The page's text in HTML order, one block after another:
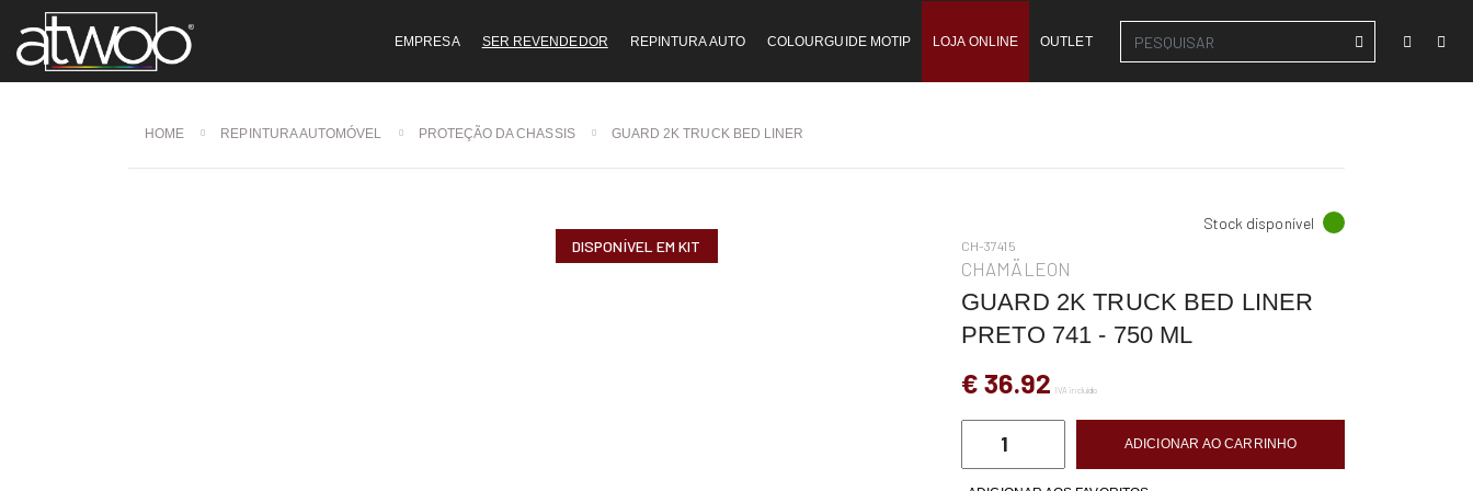
EMPRESA SER REVENDEDOR REPINTURA AUTO COLOURGUIDE MOTIP LOJA ONLINE OUTLET
HOME REPINTURA AUTOMÓVEL PROTEÇÃO DA CHASSIS GUARD 2K TRUCK BED LINER
Stock disponível
DISPONÍVEL EM KIT
CH-37415
CHAMÄLEON
GUARD 2K TRUCK BED LINER
PRETO 741 - 750 ML
€ 36.92 IVA incluído
ADICIONAR AO CARRINHO